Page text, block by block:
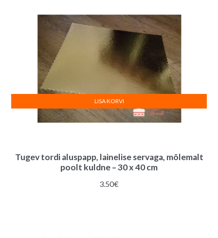
Tugev tordi aluspapp, lainelise servaga, mõlemalt
poolt kuldne – 30 x 40 cm
3.50€
LISA KORVI